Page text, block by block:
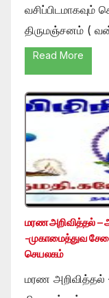
வசிப்பிடமாகவும்
திருமஞ்சனம் (
Read More
மரண அறிவித்தல் –
-முகாமைத்துவ
செயலகம்
மரண அறிவித்தல்